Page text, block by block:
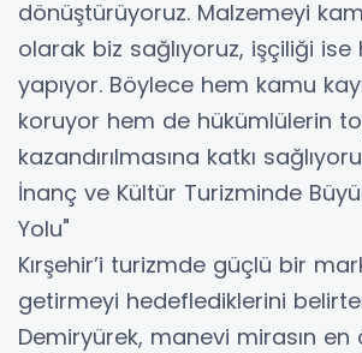
dönüştürüyoruz. Malzemeyi
olarak biz sağlıyoruz, işçiliği ise
yapıyor. Böylece hem kamu
koruyor hem de hükümlülerin
kazandırılmasına katkı
​İnanç ve Kültür Turizminde
Yolu"
​Kırşehir’i turizmde güçlü bir
getirmeyi hedeflediklerini
Demiryürek, manevi mirasın en